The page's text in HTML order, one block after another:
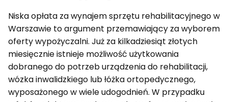
Niska opłata za wynajem sprzętu rehabilitacyjnego w
Warszawie to argument przemawiający za wyborem
oferty wypożyczalni. Już za kilkadziesiąt złotych
miesięcznie istnieje możliwość użytkowania
dobranego do potrzeb urządzenia do rehabilitacji,
wózka inwalidzkiego lub łóżka ortopedycznego,
wyposażonego w wiele udogodnień. W przypadku